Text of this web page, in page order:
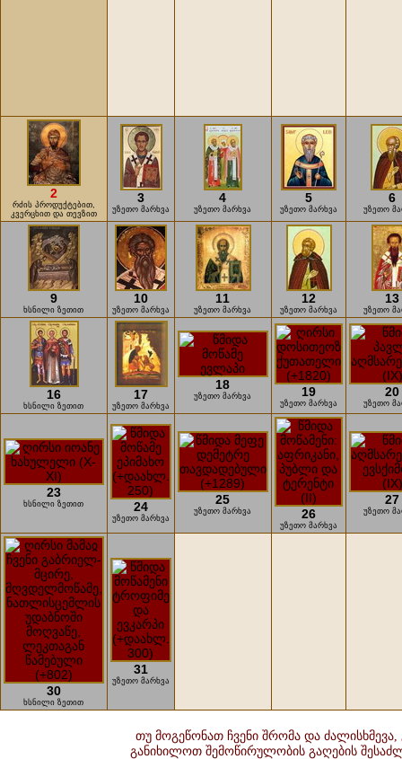
2
რძის პროდუქტებით,
კვერცხით და თევზით
3
უზეთო მარხვა
4
უზეთო მარხვა
5
უზეთო მარხვა
6
უზეთო
9
ხსნილი ზეთით
10
უზეთო მარხვა
11
უზეთო მარხვა
12
უზეთო მარხვა
13
უზეთო
16
ხსნილი ზეთით
17
უზეთო მარხვა
18
უზეთო მარხვა 19
უზეთო მარხვა
20
უზეთო
23
ხსნილი ზეთით 24
უზეთო მარხვა
25
უზეთო მარხვა 26
უზეთო მარხვა
27
უზეთო
30
ხსნილი ზეთით
31
უზეთო მარხვა
თუ მოგეწონათ ჩვენი შრომა და
განიხილოთ შემოწირულობის გაღების